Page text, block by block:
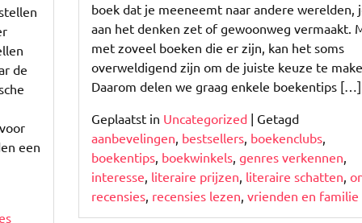
de
een
boek dat je meeneemt naar andere werelden,
aan het denken zet of gewoonweg vermaakt.
met zoveel boeken die er zijn, kan het soms
overweldigend zijn om de juiste keuze te
Daarom delen we graag enkele boekentips […]
Geplaatst in Uncategorized| Getagd
aanbevelingen, bestsellers, boekenclubs,
boekentips, boekwinkels, genres verkennen,
interesse, literaire prijzen, literaire schatten,
recensies, recensies lezen, vrienden en familie